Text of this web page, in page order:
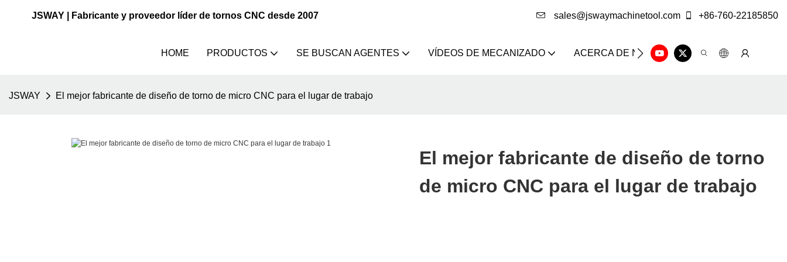
JSWAY | Fabricante y proveedor líder de tornos CNC desde 2007 sales@jswaymachinetool.com +86-760-22185850
HOME PRODUCTOS SE BUSCAN AGENTES VÍDEOS DE MECANIZADO ACERCA DE NOSOTROS SOLUCIÓN
JSWAY El mejor fabricante de diseño de torno de micro CNC para el lugar de trabajo
El mejor fabricante de diseño de torno
de micro CNC para el lugar de trabajo